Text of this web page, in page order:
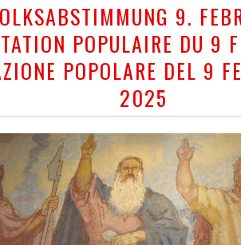
9.
POPULAIRE DU 9
POPOLARE DEL 9
2025